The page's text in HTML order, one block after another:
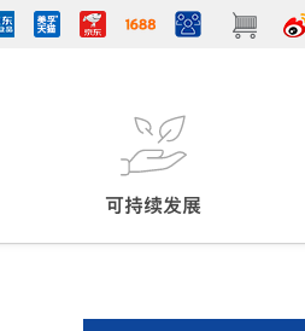
可持续发展